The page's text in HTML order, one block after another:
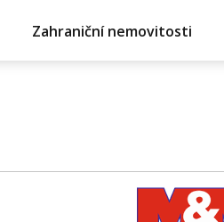
Zahraniční nemovitosti